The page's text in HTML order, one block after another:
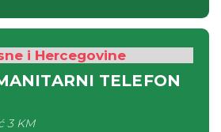
i Hercegovine
TELEFON
3 KM